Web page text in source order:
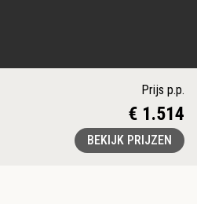
Prijs p.p.
€ 1.514
BEKIJK PRIJZEN